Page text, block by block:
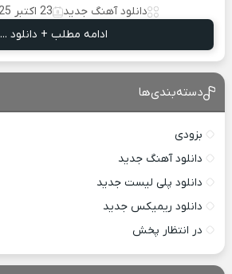
دانلود آهنگ جدید 23 اکتبر 2025
ادامه مطلب + دانلود ...
دسته‌بندی‌ها
بزودی
دانلود آهنگ جدید
دانلود پلی لیست جدید
دانلود ریمیکس جدید
در انتظار پخش